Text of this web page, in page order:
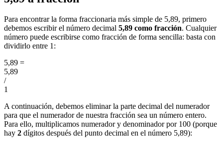
Para encontrar la forma fraccionaria más simple de 5,89, primero
debemos escribir el número decimal 5,89 como fracción. Cualquier
número puede escribirse como fracción de forma sencilla: basta con
dividirlo entre 1:
5,89 =
5,89
/
1
A continuación, debemos eliminar la parte decimal del numerador
para que el numerador de nuestra fracción sea un número entero.
Para ello, multiplicamos numerador y denominador por 100 (porque
hay 2 dígitos después del punto decimal en el número 5,89):